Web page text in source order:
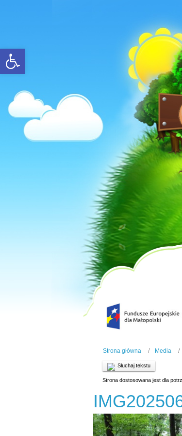
Open toolbar
Strona główna Media
Słuchaj tekstu
Strona dostosowana jest dla